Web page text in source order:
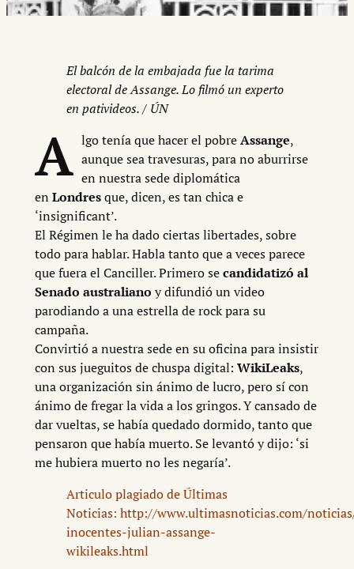
El balcón de la embajada fue la tarima
electoral de Assange. Lo filmó un experto
en pativideos. / ÚN
A lgo tenía que hacer el pobreAssange,
aunque sea travesuras, para no aburrirse
en nuestra sede diplomática
enLondresque, dicen, es tan chica e
‘insignificant’.
El Régimen le ha dado ciertas libertades, sobre
todo para hablar. Habla tanto que a veces parece
que fuera el Canciller. Primero secandidatizó al
Senado australiano y difundió un video
parodiando a una estrella de rock para su
campaña.
Convirtió a nuestra sede en su oficina para insistir
con sus jueguitos de chuspa digital: WikiLeaks,
una organización sin ánimo de lucro, pero sí con
ánimo de fregar la vida a los gringos. Y cansado de
dar vueltas, se había quedado dormido, tanto que
pensaron que había muerto. Se levantó y dijo: ‘si
me hubiera muerto no les negaría’.
Articulo plagiado de Últimas
Noticias: http://www.ultimasnoticias.com/
inocentes-julian-assange-
wikileaks.html